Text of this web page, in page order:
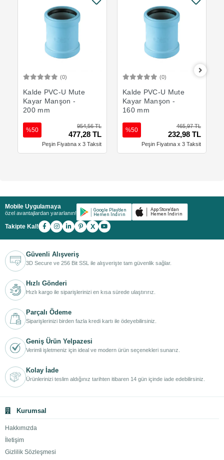
(0)
Kalde PVC-U Mute
Kayar Manşon -
200 mm
954,56 TL
477,28 TL
%50
Peşin Fiyatına x 3 Taksit
(0)
Kalde PVC-U Mute
Kayar Manşon -
160 mm
465,97 TL
232,98 TL
%50
Peşin Fiyatına x 3 Taksit
Mobile Uygulamaya
özel avantajlardan yararlanın!
Takipte Kal! X
Güvenli Alışveriş
3D Secure ve 256 Bit SSL ile alışverişte tam güvenlik sağlar.
Hızlı Gönderi
Hızlı kargo ile siparişlerinizi en kısa sürede ulaştırırız.
Parçalı Ödeme
Siparişlerinizi birden fazla kredi kartı ile ödeyebilirsiniz.
Geniş Ürün Yelpazesi
Verimli işletmeniz için ideal ve modern ürün seçenekleri sunarız.
Kolay İade
Ürünlerinizi teslim aldığınız tarihten itibaren 14 gün içinde iade edebilirsiniz.
Kurumsal
Hakkımızda
İletişim
Gizlilik Sözleşmesi